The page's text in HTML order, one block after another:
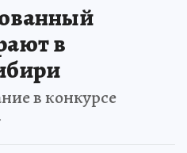
в
в конкурсе